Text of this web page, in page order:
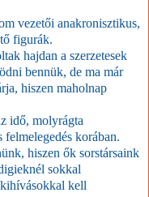
vezetői anakronisztikus,
figurák.
hajdan a szerzetesek
bennük, de ma már
hiszen maholnap
idő, molyrágta
korában.
hiszen ők sorstársaink
sokkal
kell